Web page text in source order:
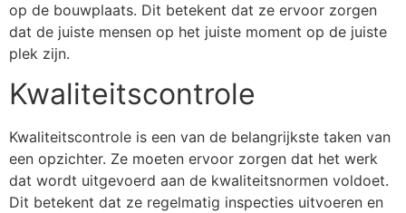
op de bouwplaats. Dit betekent dat ze ervoor zorgen
dat de juiste mensen op het juiste moment op de juiste
plek zijn.
Kwaliteitscontrole
Kwaliteitscontrole is een van de belangrijkste taken van
een opzichter. Ze moeten ervoor zorgen dat het werk
dat wordt uitgevoerd aan de kwaliteitsnormen voldoet.
Dit betekent dat ze regelmatig inspecties uitvoeren en